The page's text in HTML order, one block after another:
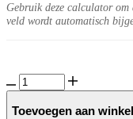
Gebruik deze calculator om
veld wordt automatisch
GeoCorso
Ancona
aantal
Toevoegen aan